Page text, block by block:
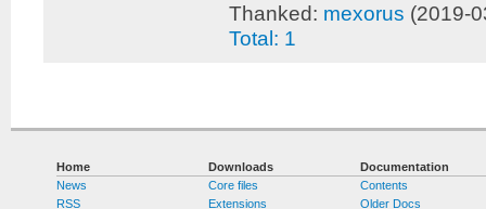
Thanked: mexorus (2019-
Total: 1
Home
News
RSS
Downloads
Core files
Extensions
Documentation
Contents
Older Docs